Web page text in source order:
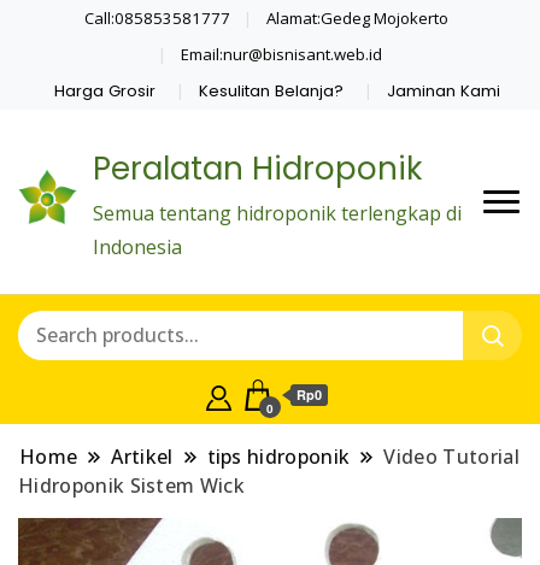
Call:085853581777
Alamat:Gedeg Mojokerto
Email:nur@bisnisant.web.id
Harga Grosir Kesulitan Belanja? Jaminan Kami
Peralatan Hidroponik
Semua tentang hidroponik terlengkap di
Indonesia
0
Rp0
Home Artikel tips hidroponik
Video Tutorial
Hidroponik Sistem Wick